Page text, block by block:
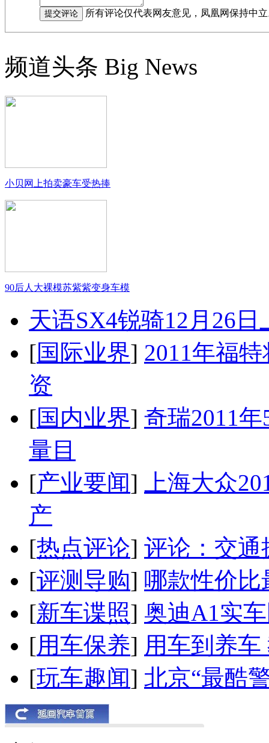
所有评论仅代表网友意见，凤凰网保持中
频道头条 Big News
小贝网上拍卖豪车受热捧
90后人大裸模苏紫紫变身车模
天语SX4锐骑12月26
[国际业界] 2011年福
资
[国内业界] 奇瑞2011
量目
[产业要闻]
上海大众
产
[热点评论] 评论：交通
[评测导购] 哪款性价比
[新车谍照] 奥迪A1实
[用车保养] 用车到养
[玩车趣闻] 北京“最酷